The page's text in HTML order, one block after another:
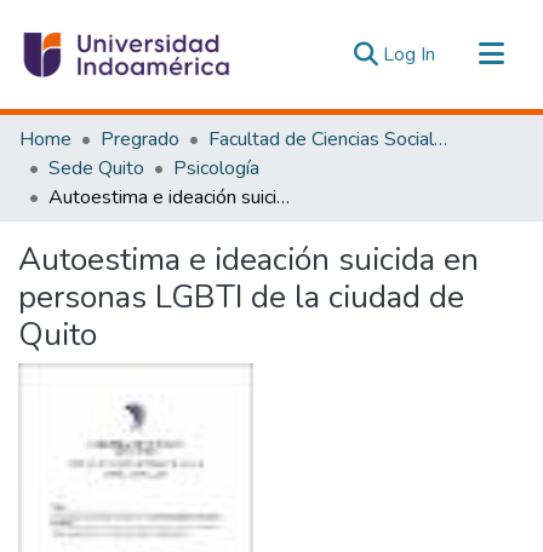
Log In (current)
Communities & Collections
All of DSpace
Statistics
Home Pregrado
Facultad de Ciencias Sociales y Humanas
Sede Quito
Psicología
Autoestima e ideación suicida en personas LGBTI de la ciudad de Quito
Autoestima e ideación suicida en
personas LGBTI de la ciudad de
Quito